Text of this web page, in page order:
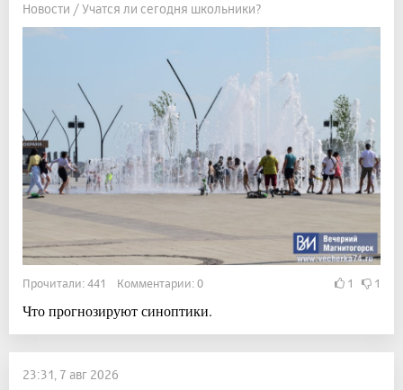
Новости / Учатся ли сегодня школьники?
Прочитали: 441 Комментарии: 0 1 1
Что прогнозируют синоптики.
23:31, 7 авг 2026